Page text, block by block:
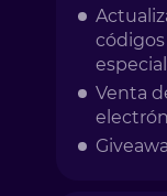
Venta